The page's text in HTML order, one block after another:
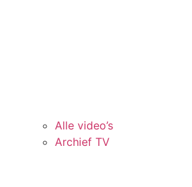
Alle video’s
Archief TV